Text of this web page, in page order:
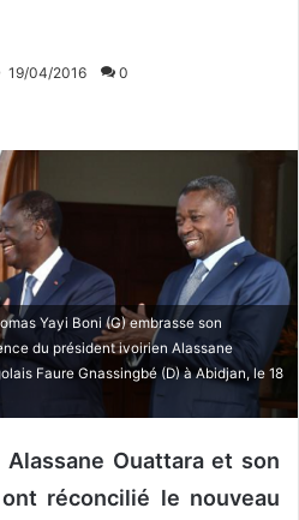
19/04/2016 0
Yayi Boni (G) embrasse son
du président ivoirien Alassane
Faure Gnassingbé (D) à Abidjan, le 18
Ouattara et son
réconcilié le nouveau